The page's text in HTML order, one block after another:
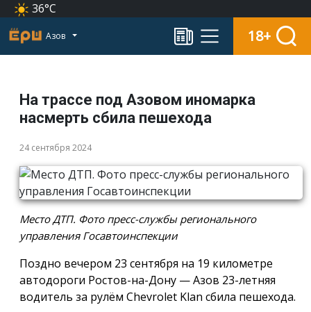
36°C
Азов 18+
На трассе под Азовом иномарка
насмерть сбила пешехода
24 сентября 2024
Место ДТП. Фото пресс-службы регионального
управления Госавтоинспекции
Поздно вечером 23 сентября на 19 километре
автодороги Ростов-на-Дону — Азов 23-летняя
водитель за рулём Chevrolet Klan сбила пешехода.